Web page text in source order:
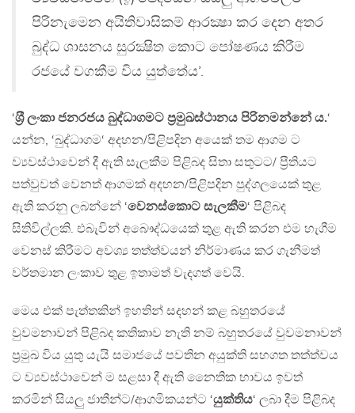
පිරිනැමෙන අයිතිවාසිකම් ආරක්‍ෂා කර දෙන අතර
බුද්ධ ශාසනය සුරක්‍ෂිත කොට පෝෂණය කිරීම
රජයේ වගකීම විය යුත්තේය’.
‘ශ‍්‍රී ලංකා ජනරජය බුද්ධාගමට ප‍්‍රමුඛස්ථානය පිරිනමන්නේ ය.‘
යන්න, ‘බුද්ධාගම‘ අදහන/පිළිපදින අයෙක් තම ආගම ට
ව්‍යවස්ථාවෙන් දී ඇති සැලකීම පිළිබද සිතා සතුටට/ ප්‍රීතියට
පත්වුවත් වෙනත් ආගමක් අදහන/පිළිපදින පුද්ගලයෙක් තුළ
ඇති කරනු ලබන්නේ ‘වෙනස්කොට සැලකීම‘ පිළිබද
සිතිවිල්ලකි. එබැවින් අබෞද්ධයෙක් තුළ ඇති කරන එම හැගීම
වෙනස් කිරීමට අවශ්‍ය තත්ත්වයන් නිර්මාණය කර ගැනීමත්
වර්තමාන ලංකාව තුළ ඉතාමත් වැදගත් වෙයි.
මෙය එක් පැත්තකින් ඉහතින් සදහන් කළ බහුතරයේ
වුවමනාවන් පිළිබද කතිකාව නැති නම් බහුතරයේ වුවමනාවන්
ප්‍රමුඛ විය යුතු යැයි සමාජයේ පවතින අයුක්ති සහගත තත්ත්වය
ට ව්‍යවස්ථාවෙන් ම සළසා දී ඇති නෛතික භාවය ඉවත්
කරමින් සියලු ජාතීන්ට/ආගමිකයන්ට ‘යුක්තිය‘ ලබා දීම පිළිබද